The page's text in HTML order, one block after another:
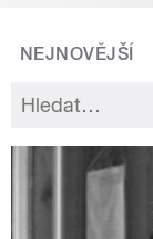
NEJNOVĚJŠÍ